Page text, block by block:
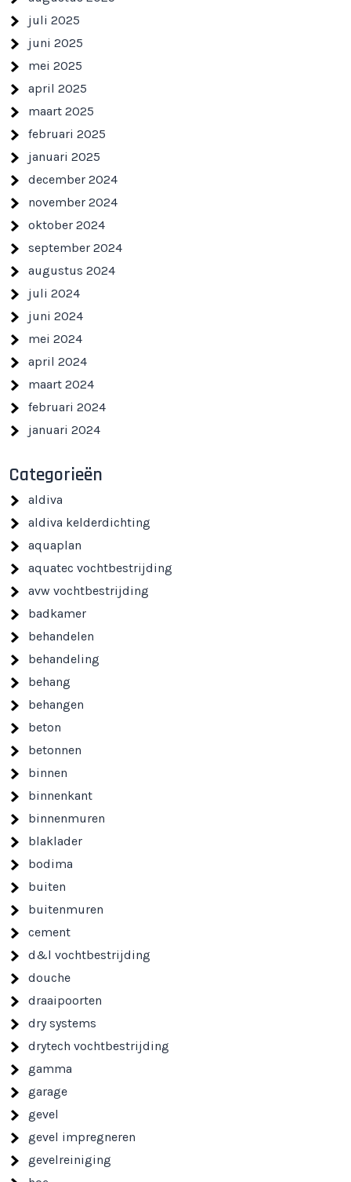
juli 2025
juni 2025
mei 2025
april 2025
maart 2025
februari 2025
januari 2025
december 2024
november 2024
oktober 2024
september 2024
augustus 2024
juli 2024
juni 2024
mei 2024
april 2024
maart 2024
februari 2024
januari 2024
Categorieën
aldiva
aldiva kelderdichting
aquaplan
aquatec vochtbestrijding
avw vochtbestrijding
badkamer
behandelen
behandeling
behang
behangen
beton
betonnen
binnen
binnenkant
binnenmuren
blaklader
bodima
buiten
buitenmuren
cement
d&l vochtbestrijding
douche
draaipoorten
dry systems
drytech vochtbestrijding
gamma
garage
gevel
gevel impregneren
gevelreiniging